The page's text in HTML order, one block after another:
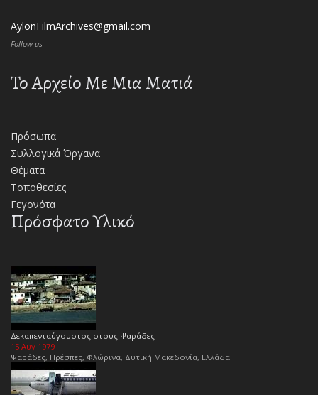
AylonFilmArchives@gmail.com
Follow us
Το Αρχείο Με Μια Ματιά
Πρόσωπα
Συλλογικά Όργανα
Θέματα
Τοποθεσίες
Γεγονότα
Πρόσφατο Υλικό
Δεκαπενταύγουστος στους Ψαράδες
15 Αυγ 1979
Ψαράδες, Πρέσπες, Φλώρινα, Δυτική Μακεδονία, Ελλάδα